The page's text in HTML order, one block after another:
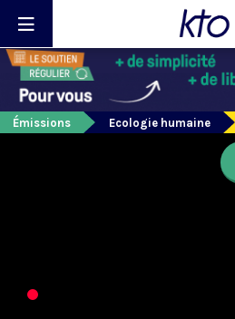
Émissions Ecologie humaine